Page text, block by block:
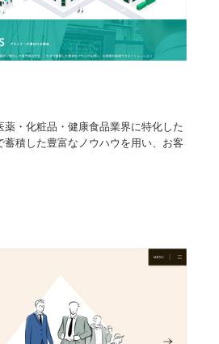
薬・化粧品・健康食品業界に特化した
蓄積した豊富なノウハウを用い、お客